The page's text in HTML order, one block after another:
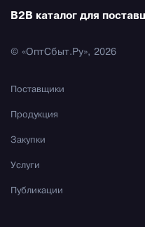
B2B каталог для
© «ОптСбыт.Ру», 2026
Поставщики
Продукция
Закупки
Услуги
Публикации